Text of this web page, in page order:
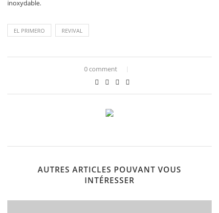
inoxydable.
EL PRIMERO REVIVAL
0 comment
AUTRES ARTICLES POUVANT VOUS
INTÉRESSER